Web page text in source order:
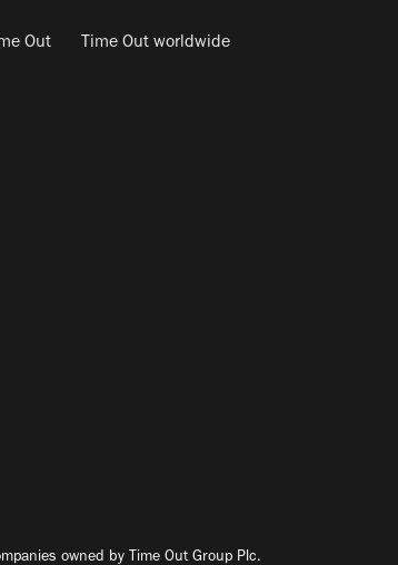
Out
Time Out worldwide
owned by Time Out Group Plc.